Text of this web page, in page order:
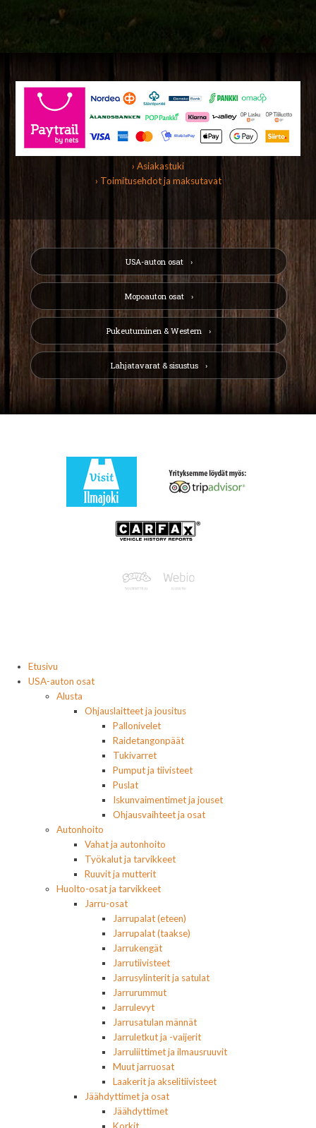
› Asiakastuki
› Toimitusehdot ja maksutavat
USA-auton osat
Mopoauton osat
Pukeutuminen & Western
Lahjatavarat & sisustus
Etusivu
USA-auton osat
Alusta
Ohjauslaitteet ja jousitus
Pallonivelet
Raidetangonpäät
Tukivarret
Pumput ja tiivisteet
Puslat
Iskunvaimentimet ja jouset
Ohjausvaihteet ja osat
Autonhoito
Vahat ja autonhoito
Työkalut ja tarvikkeet
Ruuvit ja mutterit
Huolto-osat ja tarvikkeet
Jarru-osat
Jarrupalat (eteen)
Jarrupalat (taakse)
Jarrukengät
Jarrutiivisteet
Jarrusylinterit ja satulat
Jarrurummut
Jarrulevyt
Jarrusatulan männät
Jarruletkut ja -vaijerit
Jarruliittimet ja ilmausruuvit
Muut jarruosat
Laakerit ja akselitiivisteet
Jäähdyttimet ja osat
Jäähdyttimet
Korkit